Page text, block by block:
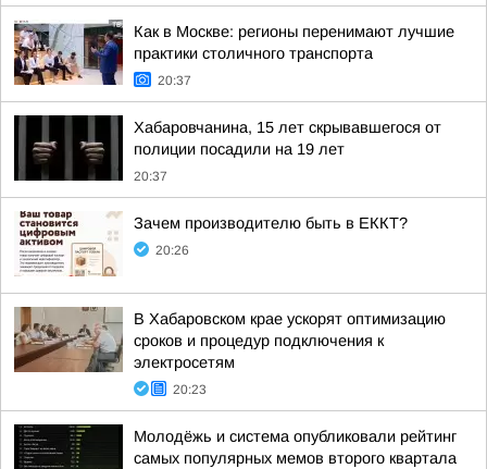
Как в Москве: регионы перенимают лучшие
практики столичного транспорта
20:37
Хабаровчанина, 15 лет скрывавшегося от
полиции посадили на 19 лет
20:37
Зачем производителю быть в ЕККТ?
20:26
В Хабаровском крае ускорят оптимизацию
сроков и процедур подключения к
электросетям
20:23
Молодёжь и система опубликовали рейтинг
самых популярных мемов второго квартала